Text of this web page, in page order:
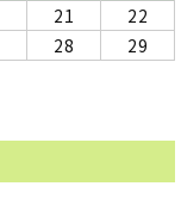
21
22
28
29